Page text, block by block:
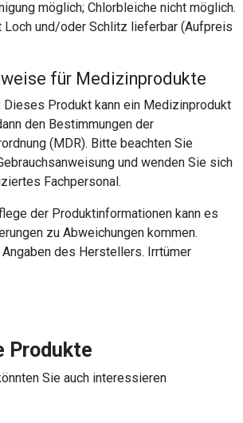
möglich; Chlorbleiche nicht möglich.
Loch und/oder Schlitz lieferbar (Aufpreis
für Medizinprodukte
Dieses Produkt kann ein Medizinprodukt
den Bestimmungen der
(MDR). Bitte beachten Sie
und wenden Sie sich
Fachpersonal.
der Produktinformationen kann es
zu Abweichungen kommen.
des Herstellers. Irrtümer
Produkte
Sie auch interessieren